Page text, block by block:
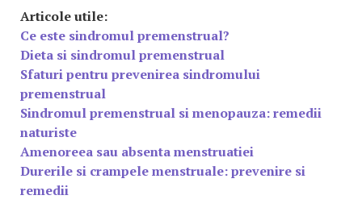
Articole utile:
Ce este sindromul premenstrual?
Dieta si sindromul premenstrual
Sfaturi pentru prevenirea sindromului
premenstrual
Sindromul premenstrual si menopauza: remedii
naturiste
Amenoreea sau absenta menstruatiei
Durerile si crampele menstruale: prevenire si
remedii